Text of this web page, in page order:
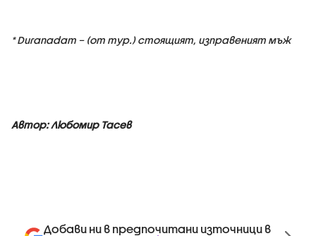
* Duranadam – (от тур.) стоящият, изправеният мъж
Автор: Любомир Тасев
Добави ни в предпочитани източници в